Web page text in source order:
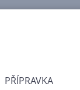
PŘÍPRAVKA